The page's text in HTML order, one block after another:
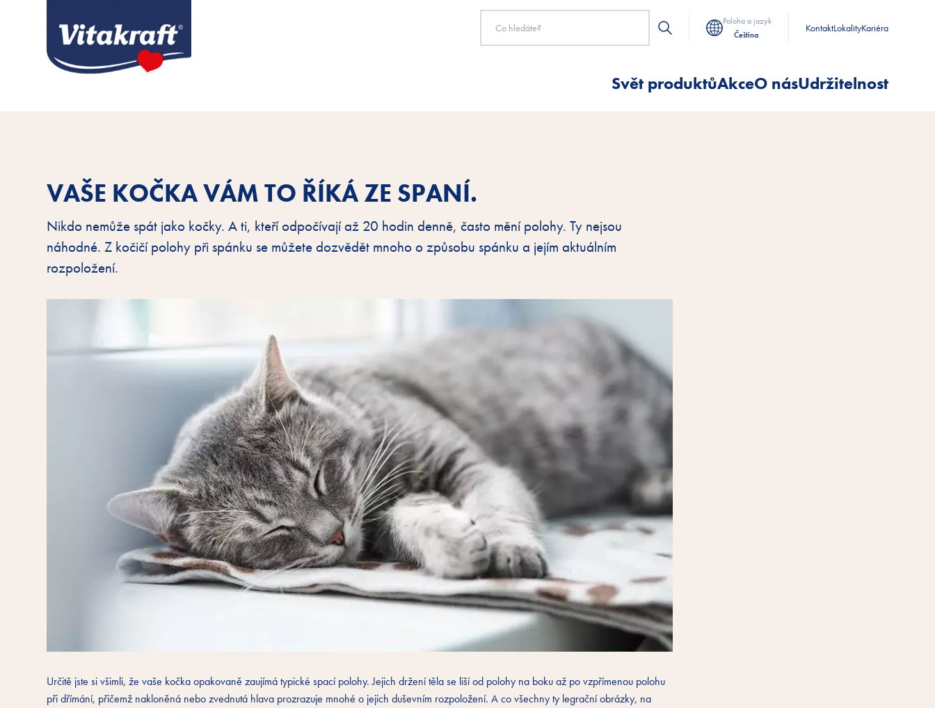
Poloha a jazyk
Čeština
KontaktLokalityKariéra
Svět produktůAkceO násUdržitelnost
VAŠE KOČKA VÁM TO ŘÍKÁ ZE SPANÍ.
Nikdo nemůže spát jako kočky. A ti, kteří odpočívají až 20 hodin denně, často mění polohy. Ty nejsou
náhodné. Z kočičí polohy při spánku se můžete dozvědět mnoho o způsobu spánku a jejím aktuálním
rozpoložení.
Určitě jste si všimli, že vaše kočka opakovaně zaujímá typické spací polohy. Jejich držení těla se liší od polohy na boku až po vzpřímenou polohu
při dřímání, přičemž nakloněná nebo zvednutá hlava prozrazuje mnohé o jejich duševním rozpoložení. A co všechny ty legrační obrázky, na